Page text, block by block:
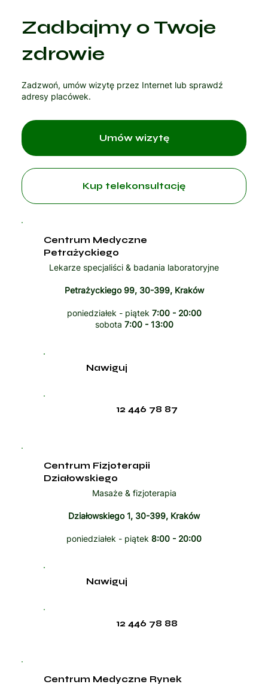
Zadbajmy o Twoje
zdrowie
Zadzwoń, umów wizytę przez Internet lub sprawdź
adresy placówek.
Kup telekonsultację
Centrum Medyczne
Petrażyckiego
Lekarze specjaliści & badania laboratoryjne
Petrażyckiego 99, 30-399, Kraków
poniedziałek - piątek 7:00 - 20:00
sobota 7:00 - 13:00
12 446 78 87
Nawiguj
Centrum Fizjoterapii
Działowskiego
Masaże & fizjoterapia
Działowskiego 1, 30-399, Kraków
poniedziałek - piątek 8:00 - 20:00
12 446 78 88
Nawiguj
Centrum Medyczne Rynek
Umów wizytę